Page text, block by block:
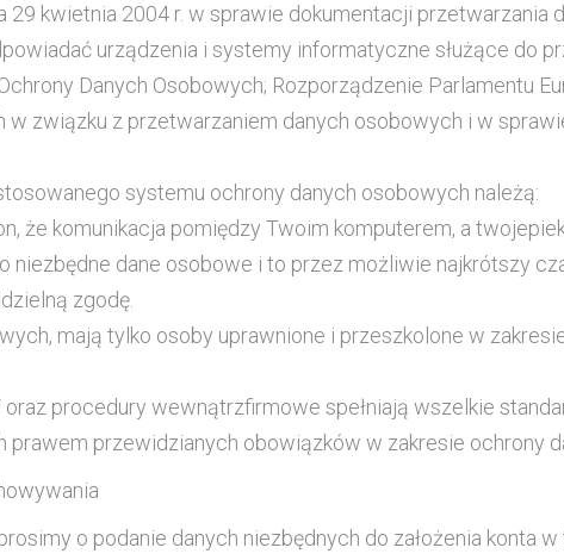
29 kwietnia 2004 r. w sprawie dokumentacji
urządzenia i systemy informatyczne służące do
Danych Osobowych; Rozporządzenie Parlamentu
związku z przetwarzaniem danych osobowych i w
systemu ochrony danych osobowych należą:
że komunikacja pomiędzy Twoim komputerem, a
niezbędne dane osobowe i to przez możliwie najkrótszy
zgodę.
mają tylko osoby uprawnione i przeszkolone w
procedury wewnątrzfirmowe spełniają wszelkie
prawem przewidzianych obowiązków w zakresie ochrony
o podanie danych niezbędnych do założenia konta